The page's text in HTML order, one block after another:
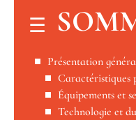
Présentation
Caractéristiques
Équipements et
Technologie et